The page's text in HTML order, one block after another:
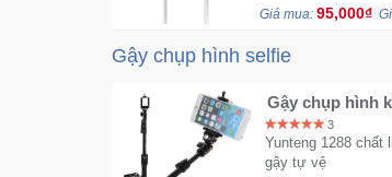
Giá mua: 95,000₫
Gậy chụp hình selfie
Gậy chụp hình
3
Yunteng 1288
gậy tự vệ